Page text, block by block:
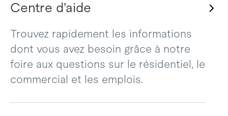
Centre d’aide
Trouvez rapidement les informations
dont vous avez besoin grâce à notre
foire aux questions sur le résidentiel, le
commercial et les emplois.